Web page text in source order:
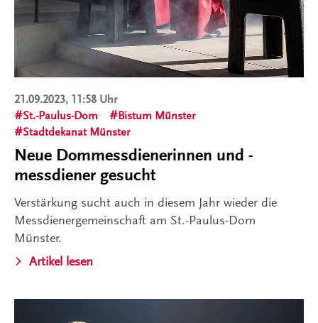
21.09.2023, 11:58 Uhr
St.-Paulus-Dom
Bistum Münster
Stadtdekanat Münster
Neue Dommessdienerinnen und -
messdiener gesucht
Verstärkung sucht auch in diesem Jahr wieder die
Messdienergemeinschaft am St.-Paulus-Dom
Münster.
Artikel lesen